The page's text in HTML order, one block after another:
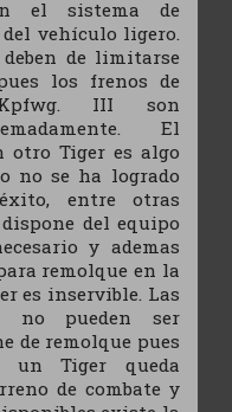
el sistema de
vehículo ligero.
de limitarse
los frenos de
III son
El
otro Tiger es algo
no se ha logrado
entre otras
del equipo
y ademas
remolque en la
es inservible. Las
no pueden ser
de remolque pues
un Tiger queda
de combate y